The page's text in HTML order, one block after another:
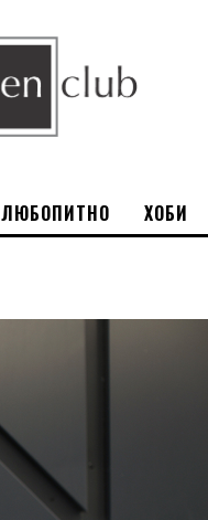
ЛЮБОПИТНО ХОБИ